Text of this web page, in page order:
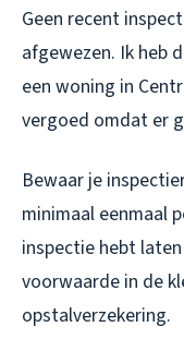
Geen recent
afgewezen. Ik heb
een woning in
vergoed omdat er
Bewaar je
minimaal eenmaal
inspectie hebt
voorwaarde in de
opstalverzekering.